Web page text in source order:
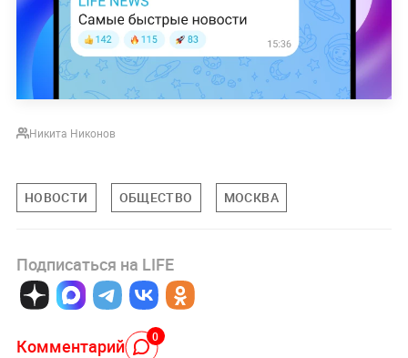
Никита Никонов
НОВОСТИ ОБЩЕСТВО МОСКВА
Подписаться на LIFE
Комментарий 0